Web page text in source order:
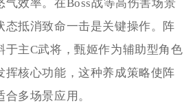
气效率。在Boss战等高伤害场景
态抵消致命一击是关键操作。阵
于主C武将，甄姬作为辅助型角色
挥核心功能，这种养成策略使阵
多场景应用。